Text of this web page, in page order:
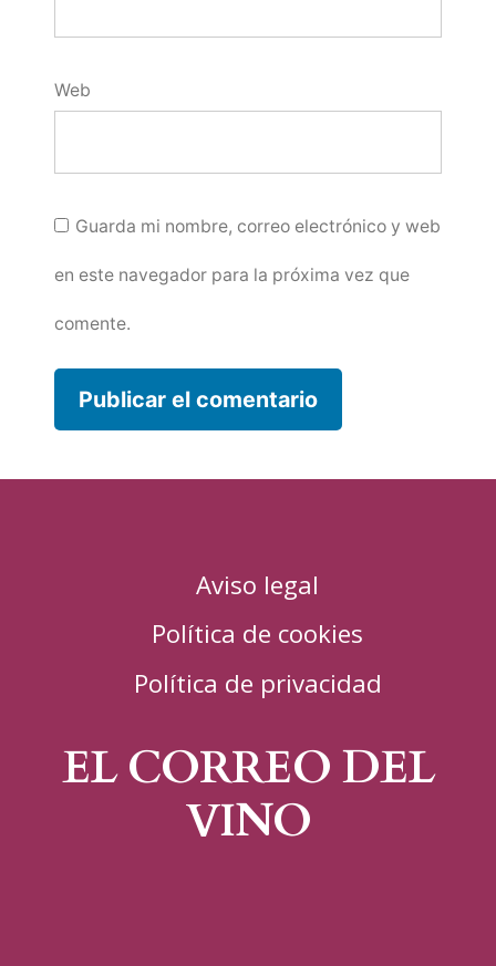
Web
Guarda mi nombre, correo electrónico y web
en este navegador para la próxima vez que
comente.
Aviso legal
Política de cookies
Política de privacidad
EL CORREO DEL
VINO